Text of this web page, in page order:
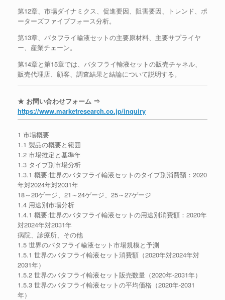
第12章、市場ダイナミクス、促進要因、阻害要因、トレンド、ポ
ーターズファイブフォース分析。
第13章、バタフライ輸液セットの主要原材料、主要サプライヤ
ー、産業チェーン。
第14章と第15章では、バタフライ輸液セットの販売チャネル、
販売代理店、顧客、調査結果と結論について説明する。
★ お問い合わせフォーム ⇒
https://www.marketresearch.co.jp/inquiry
1 市場概要
1.1 製品の概要と範囲
1.2 市場推定と基準年
1.3 タイプ別市場分析
1.3.1 概要:世界のバタフライ輸液セットのタイプ別消費額：2020
年対2024年対2031年
18～20ゲージ、21～24ゲージ、25～27ゲージ
1.4 用途別市場分析
1.4.1 概要:世界のバタフライ輸液セットの用途別消費額：2020年
対2024年対2031年
病院、診療所、その他
1.5 世界のバタフライ輸液セット市場規模と予測
1.5.1 世界のバタフライ輸液セット消費額（2020年対2024年対
2031年）
1.5.2 世界のバタフライ輸液セット販売数量（2020年-2031年）
1.5.3 世界のバタフライ輸液セットの平均価格（2020年-2031
年）